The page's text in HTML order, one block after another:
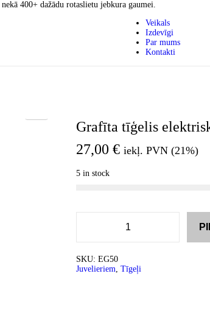
400+ dažādu rotaslietu jebkura gaumei.
Veikals
Izdevīgi
Par mums
Kontakti
Grafīta tīģelis
27,00 € iekļ. PVN (21%)
5 in stock
SKU: EG50
Juvelieriem, Tīgeļi